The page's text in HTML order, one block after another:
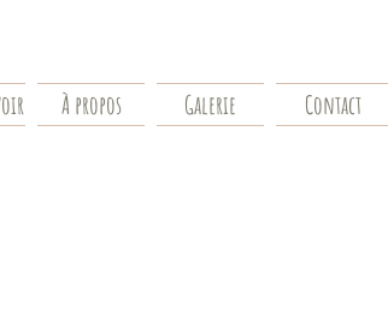
À propos Galerie Contact